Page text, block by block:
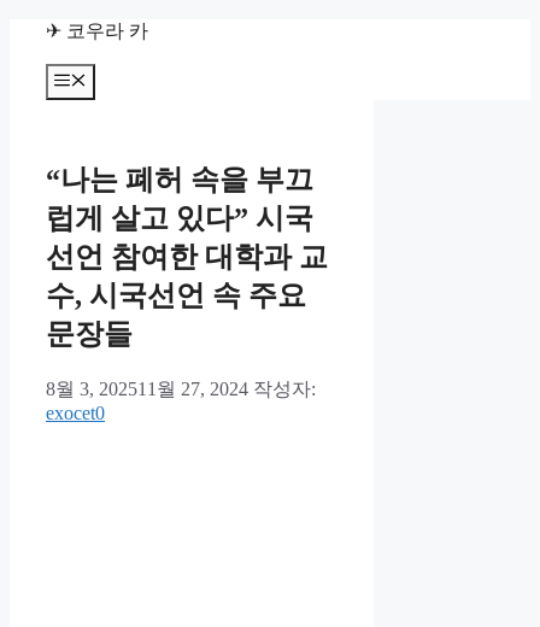
✈ 코우라 카
메
뉴
“나는 폐허 속을 부끄
럽게 살고 있다” 시국
선언 참여한 대학과 교
수, 시국선언 속 주요
문장들
8월 3, 202511월 27, 2024 작성자:
exocet0